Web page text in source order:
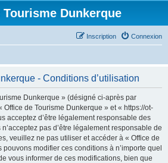
Dunkerque
Connexion
Inscription
- Conditions d’utilisation
Dunkerque » (désigné ci-après par
Office de Tourisme Dunkerque » et « https://ot-
acceptez d’être légalement responsable des
pas d’être légalement responsable de
veuillez ne pas utiliser et accéder à « Office de
modifier ces conditions à n’importe quel
vous informer de ces modifications, bien que